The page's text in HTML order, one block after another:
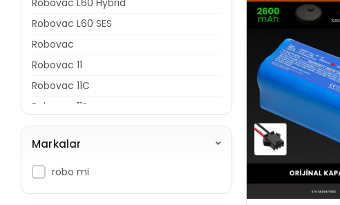
Robovac L60 Hybrid
Robovac L60 SES
Robovac
Robovac 11
Robovac 11C
Robovac 11S
Robovac 15C
Robovac 15C Max
Markalar
robo mi